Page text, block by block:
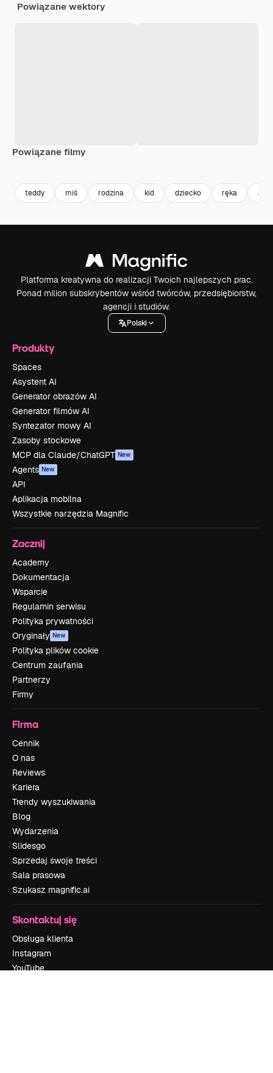
Powiązane wektory
Powiązane filmy
teddy miś rodzina kid dziecko ręka
Platforma kreatywna do realizacji Twoich najlepszych prac.
Ponad milion subskrybentów wśród twórców, przedsiębiorstw,
agencji i studiów.
Polski
Produkty
Spaces
Asystent AI
Generator obrazów AI
Generator filmów AI
Syntezator mowy AI
Zasoby stockowe
MCP dla Claude/ChatGPT New
Agents New
API
Aplikacja mobilna
Wszystkie narzędzia Magnific
Zacznij
Academy
Dokumentacja
Wsparcie
Regulamin serwisu
Polityka prywatności
Oryginały New
Polityka plików cookie
Centrum zaufania
Partnerzy
Firmy
Firma
Cennik
O nas
Reviews
Kariera
Trendy wyszukiwania
Blog
Wydarzenia
Slidesgo
Sprzedaj swoje treści
Sala prasowa
Szukasz magnific.ai
Skontaktuj się
Obsługa klienta
Instagram
YouTube